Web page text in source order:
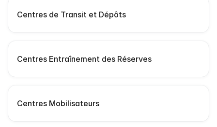
Centres de Transit et Dépôts
Centres Entraînement des Réserves
Centres Mobilisateurs